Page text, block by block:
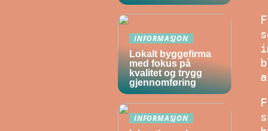
INFORMASJON
Lokalt byggefirma
med fokus på
kvalitet og trygg
gjennomføring
INFORMASJON